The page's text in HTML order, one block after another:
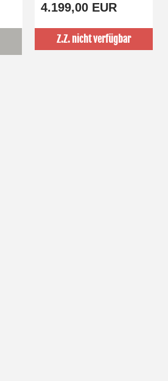
4.199,00 EUR
Z.Z. nicht verfügbar